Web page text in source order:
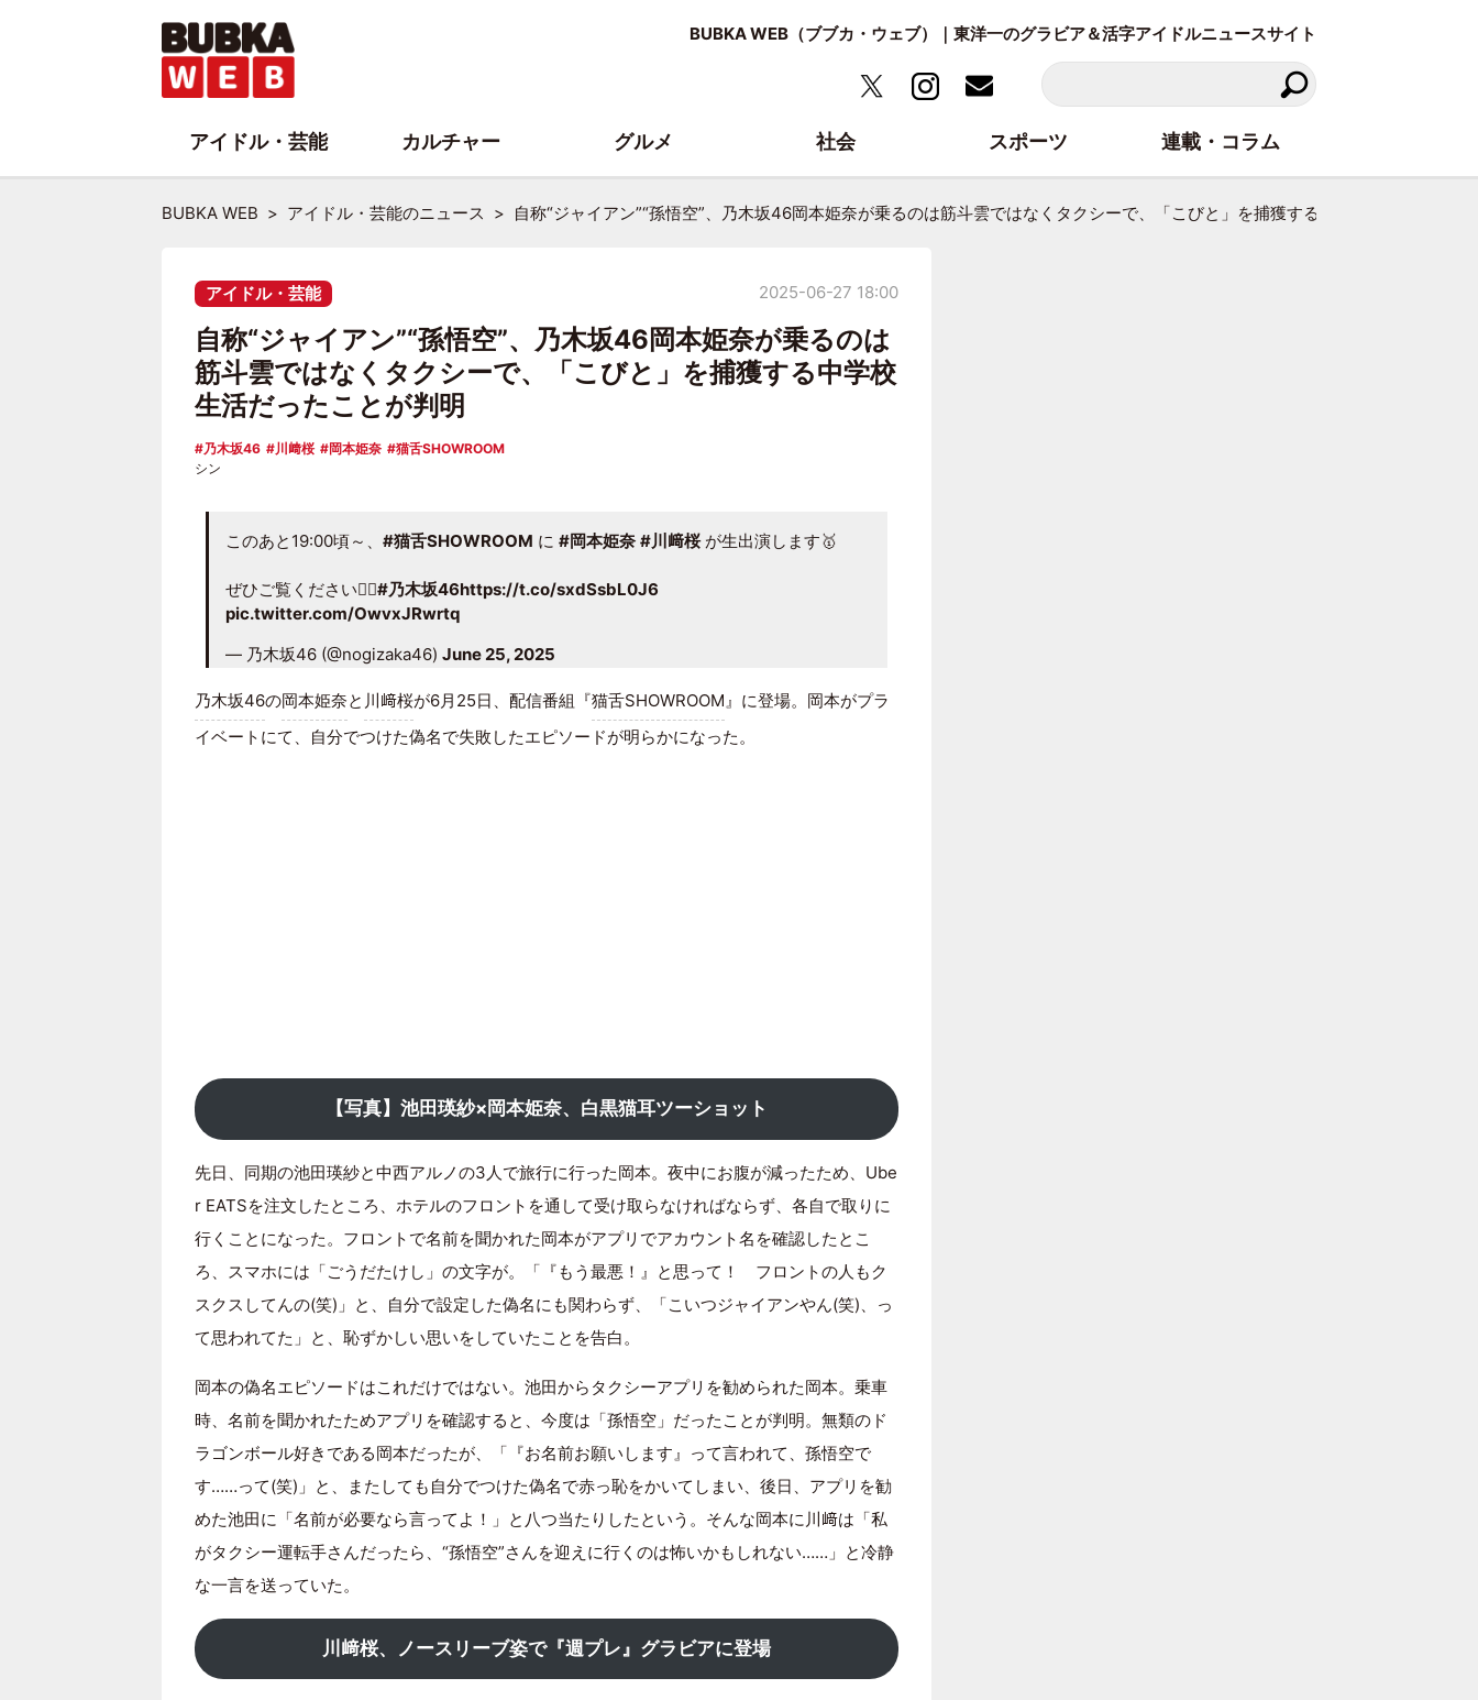
BUBKA WEB（ブブカ・ウェブ）｜東洋一のグラビア＆活字アイドルニュースサイト
BUBKA WEB アイドル・芸能のニュース 自称“ジャイアン”“孫悟空”、乃木坂46岡本姫奈が乗るのは筋斗雲ではなくタクシーで、「こびと」を捕獲する中学校生活だったこ
アイドル・芸能 2025-06-27 18:00
自称“ジャイアン”“孫悟空”、乃木坂46岡本姫奈が乗るのは
筋斗雲ではなくタクシーで、「こびと」を捕獲する中学校
生活だったことが判明
乃木坂46 川﨑桜 岡本姫奈
猫舌SHOWROOM
シン
このあと19:00頃～、 #猫舌SHOWROOM に #岡本姫奈 #川﨑桜が生出演します🥇
ぜひご覧ください🖐🏻#乃木坂46https://t.co/sxdSsbL0J6
pic.twitter.com/OwvxJRwrtq
— 乃木坂46 (@nogizaka46) June 25, 2025
乃木坂46の岡本姫奈と 川﨑桜が6月25日、配信番組『猫舌SHOWROOM』に登場。岡本がプラ
イベートにて、自分でつけた偽名で失敗したエピソードが明らかになった。
【写真】池田瑛紗×岡本姫奈、白黒猫耳ツーショット
先日、同期の池田瑛紗と中西アルノの3人で旅行に行った岡本。夜中にお腹が減ったため、Ube
r EATSを注文したところ、ホテルのフロントを通して受け取らなければならず、各自で取りに
行くことになった。フロントで名前を聞かれた岡本がアプリでアカウント名を確認したとこ
ろ、スマホには「ごうだたけし」の文字が。「『もう最悪！』と思って！ フロントの人もク
スクスしてんの(笑)」と、自分で設定した偽名にも関わらず、「こいつジャイアンやん(笑)、っ
て思われてた」と、恥ずかしい思いをしていたことを告白。
岡本の偽名エピソードはこれだけではない。池田からタクシーアプリを勧められた岡本。乗車
時、名前を聞かれたためアプリを確認すると、今度は「孫悟空」だったことが判明。無類のド
ラゴンボール好きである岡本だったが、「『お名前お願いします』って言われて、孫悟空で
す……って(笑)」と、またしても自分でつけた偽名で赤っ恥をかいてしまい、後日、アプリを勧
めた池田に「名前が必要なら言ってよ！」と八つ当たりしたという。そんな岡本に川﨑は「私
がタクシー運転手さんだったら、“孫悟空”さんを迎えに行くのは怖いかもしれない……」と冷静
な一言を送っていた。
川﨑桜、ノースリーブ姿で『週プレ』グラビアに登場
アイドル・芸能 カルチャー グルメ 社会 スポーツ 連載・コラム